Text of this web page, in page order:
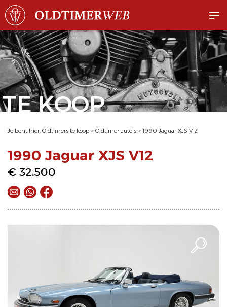
TE KOOP
Je bent hier: Oldtimers te koop > Oldtimer auto's > 1990 Jaguar XJS V12
1990 Jaguar XJS V12
€ 32.500